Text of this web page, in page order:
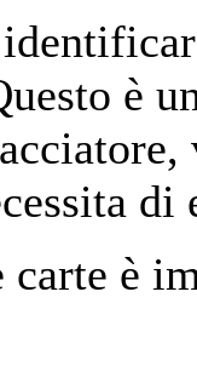
è
carte è